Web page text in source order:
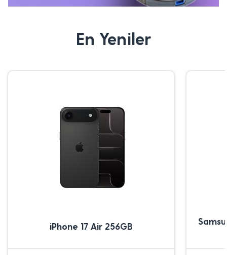
En Yeniler
iPhone 17 Air 256GB